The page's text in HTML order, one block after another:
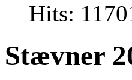
Hits:
Stævner